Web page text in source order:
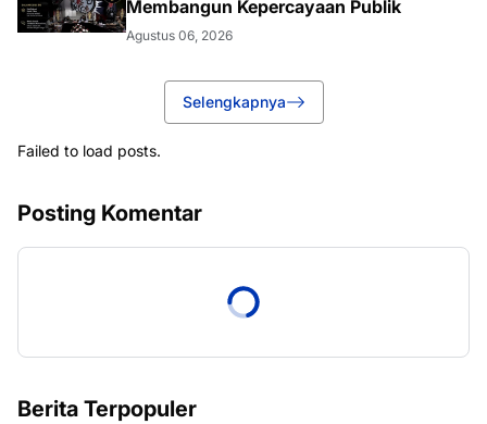
Membangun Kepercayaan Publik
Agustus 06, 2026
Selengkapnya
Failed to load posts.
Posting Komentar
Berita Terpopuler